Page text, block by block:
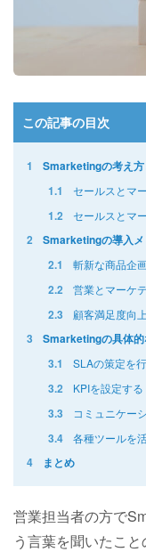
この記事の目次
1
Smarketingの考え
1.1
セールスとマ
1.2
セールスとマ
2
Smarketingの導入メ
2.1
斬新な商品企
2.2
営業とマーケ
2.3
顧客満足度向
3
Smarketingの具体
3.1
SLAの策定を
3.2
KPIを設定する
3.3
コミュニケー
3.4
各種ツールを
4
まとめ
営業担当者の方で
う言葉を聞いたこ